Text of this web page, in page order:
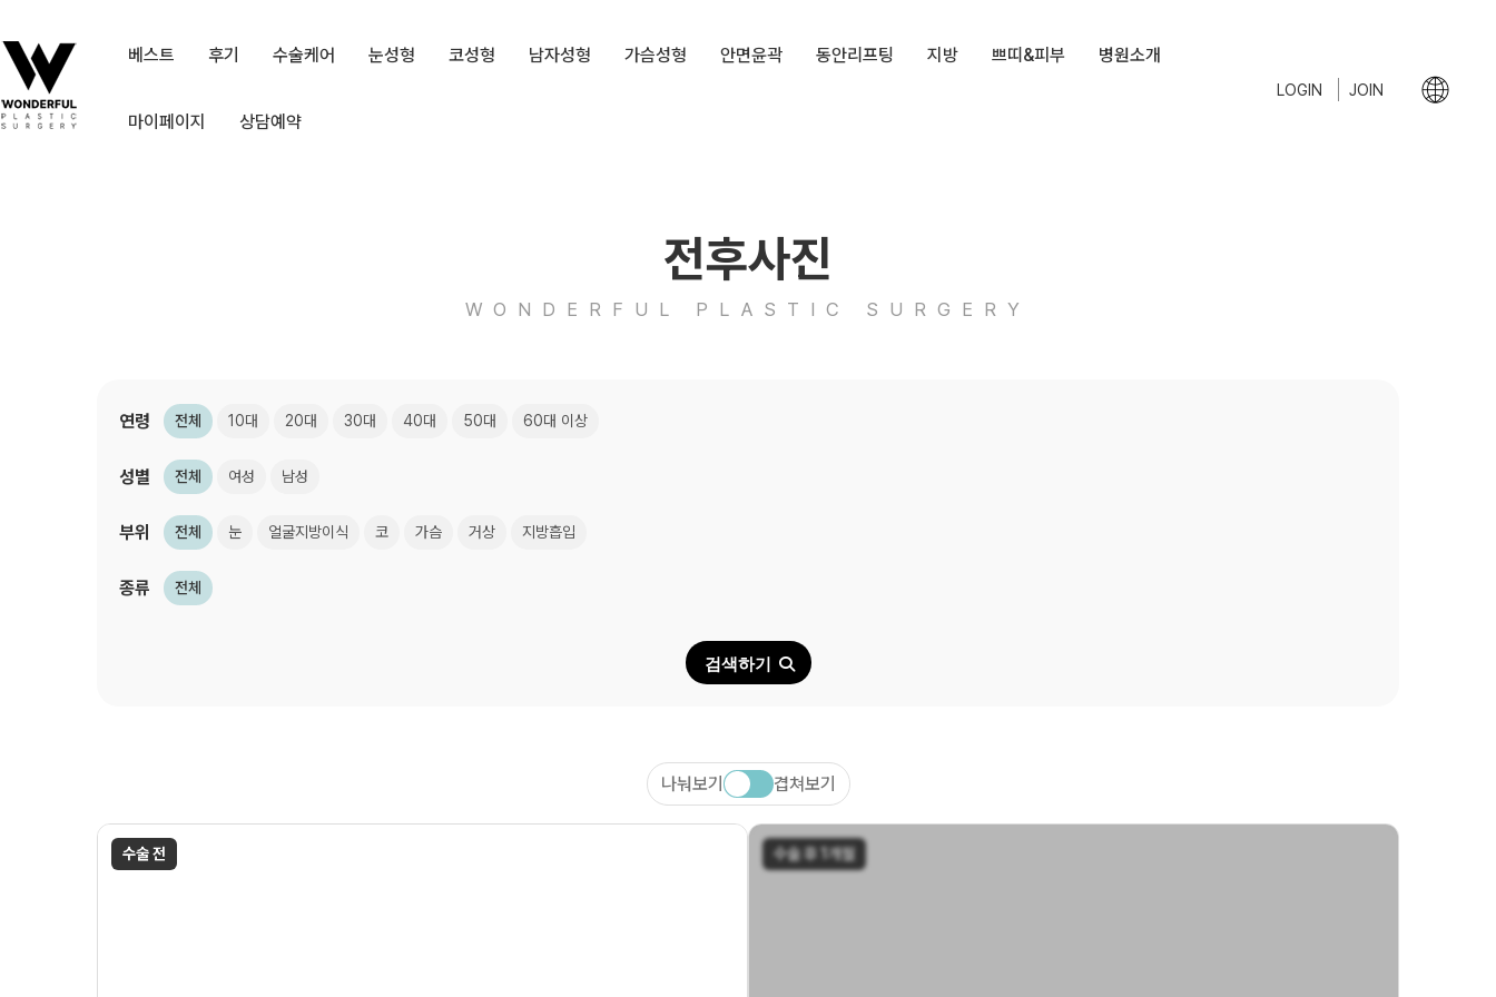
베스트 후기 수술케어 눈성형 코성형 남자성형 가슴성형 안면윤곽 동안리프팅 지방 쁘띠&피부 병원소개
마이페이지 상담예약
LOGIN JOIN
전후사진
WONDERFUL PLASTIC SURGERY
연령 전체 10대 20대 30대 40대 50대 60대 이상
성별 전체 여성 남성
부위 전체 눈 얼굴지방이식 코 가슴 거상 지방흡입
종류 전체
검색하기
나눠보기 겹쳐보기
수술 전 수술 후 1개월